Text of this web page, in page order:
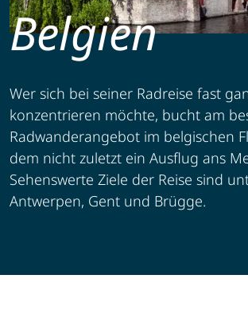
Belgien
Wer sich bei seiner Radreise fast
konzentrieren möchte, bucht am
Radwanderangebot im belgischen
dem nicht zuletzt ein Ausflug ans
Sehenswerte Ziele der Reise sind
Antwerpen, Gent und Brügge.